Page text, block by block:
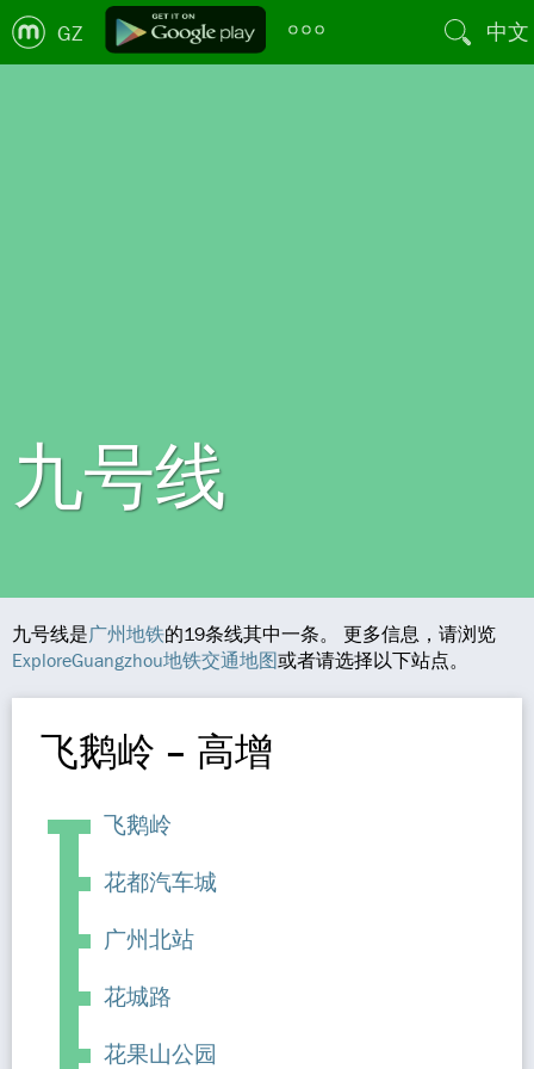
GZ 中文
九号线
九号线是广州地铁的19条线其中一条。 更多信息，请浏览
ExploreGuangzhou地铁交通地图或者请选择以下站点。
飞鹅岭 – 高增
飞鹅岭
花都汽车城
广州北站
花城路
花果山公园